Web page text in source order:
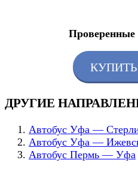
Проверенные
ДРУГИЕ
Автобус Уфа —
Автобус Уфа —
Автобус Пермь — Уфа